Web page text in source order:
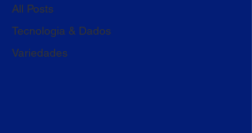
All Posts
Tecnologia & Dados
Variedades